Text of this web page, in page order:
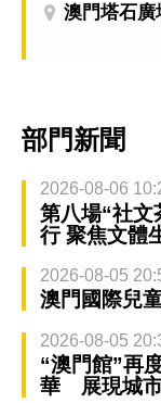
澳門塔石
部門新聞
2026-08-06
第八場“社文
行 聚焦文體
2026-08-05
澳門國際兒
2026-08-05
“澳門館”再
華 展現城